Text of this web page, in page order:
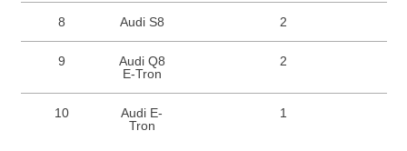
8 Audi S8 2
9
Audi Q8
E-Tron
2
10
Audi E-
Tron
1